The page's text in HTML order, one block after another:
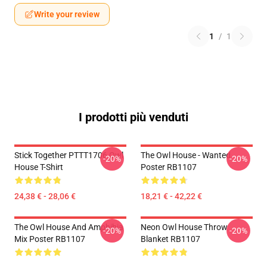
Write your review
1 / 1
I prodotti più venduti
Stick Together PTTT1706 Owl
House T-Shirt
24,38 € - 28,06 €
-20%
The Owl House - Wanted
Poster RB1107
18,21 € - 42,22 €
-20%
The Owl House And Amphibia
Mix Poster RB1107
-20%
Neon Owl House Throw
Blanket RB1107
-20%